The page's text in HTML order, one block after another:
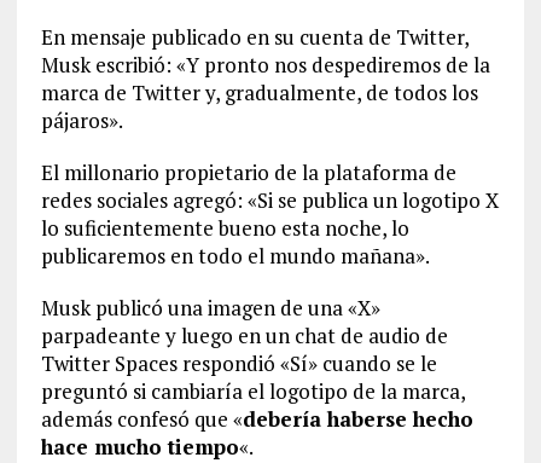
En mensaje publicado en su cuenta de Twitter,
Musk escribió: «Y pronto nos despediremos de la
marca de Twitter y, gradualmente, de todos los
pájaros».
El millonario propietario de la plataforma de
redes sociales agregó: «Si se publica un logotipo X
lo suficientemente bueno esta noche, lo
publicaremos en todo el mundo mañana».
Musk publicó una imagen de una «X»
parpadeante y luego en un chat de audio de
Twitter Spaces respondió «Sí» cuando se le
preguntó si cambiaría el logotipo de la marca,
además confesó que «debería haberse hecho
hace mucho tiempo«.